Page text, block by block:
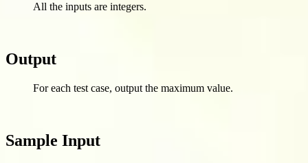
All the inputs are integers.
Output
For each test case, output the maximum value.
Sample Input